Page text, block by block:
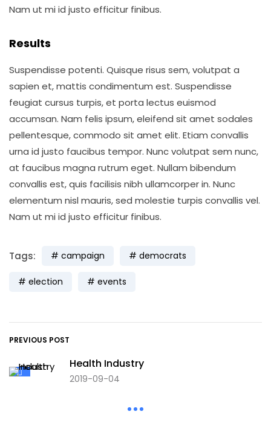
Nam ut mi id justo efficitur finibus.
Results
Suspendisse potenti. Quisque risus sem, volutpat a
sapien et, mattis condimentum est. Suspendisse
feugiat cursus turpis, et porta lectus euismod
accumsan. Nam felis ipsum, eleifend sit amet sodales
pellentesque, commodo sit amet elit. Etiam convallis
urna id justo faucibus tempor. Nunc volutpat sem nunc,
at faucibus magna rutrum eget. Nullam bibendum
convallis est, quis facilisis nibh ullamcorper in. Nunc
elementum nisl mauris, sed molestie turpis convallis vel.
Nam ut mi id justo efficitur finibus.
Tags: campaign democrats
election events
PREVIOUS POST
Health Industry
2019-09-04